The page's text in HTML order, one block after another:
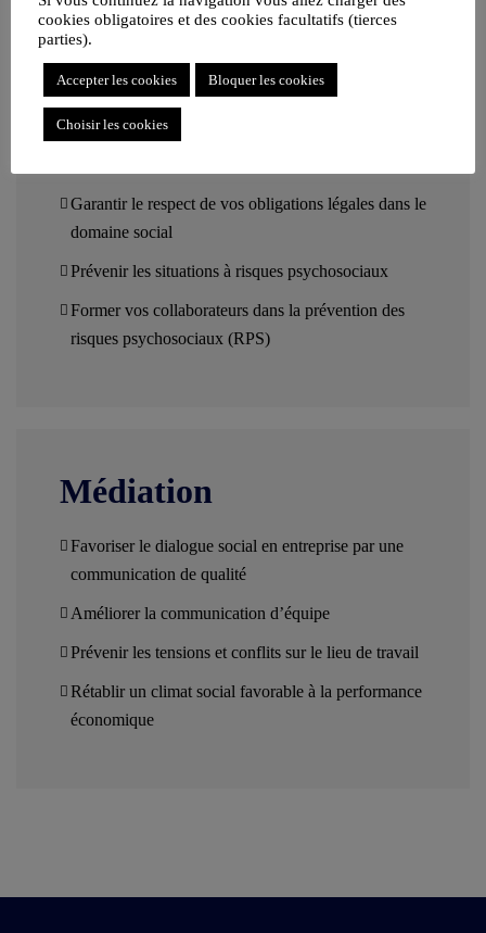
Droit social
Garantir le respect de vos obligations légales dans le
domaine social
Prévenir les situations à risques psychosociaux
Former vos collaborateurs dans la prévention des
risques psychosociaux (RPS)
Médiation
Favoriser le dialogue social en entreprise par une
communication de qualité
Améliorer la communication d’équipe
Prévenir les tensions et conflits sur le lieu de travail
Rétablir un climat social favorable à la performance
économique
cookies obligatoires et des cookies facultatifs (tierces
parties).
Accepter les cookies Bloquer les cookies
Choisir les cookies